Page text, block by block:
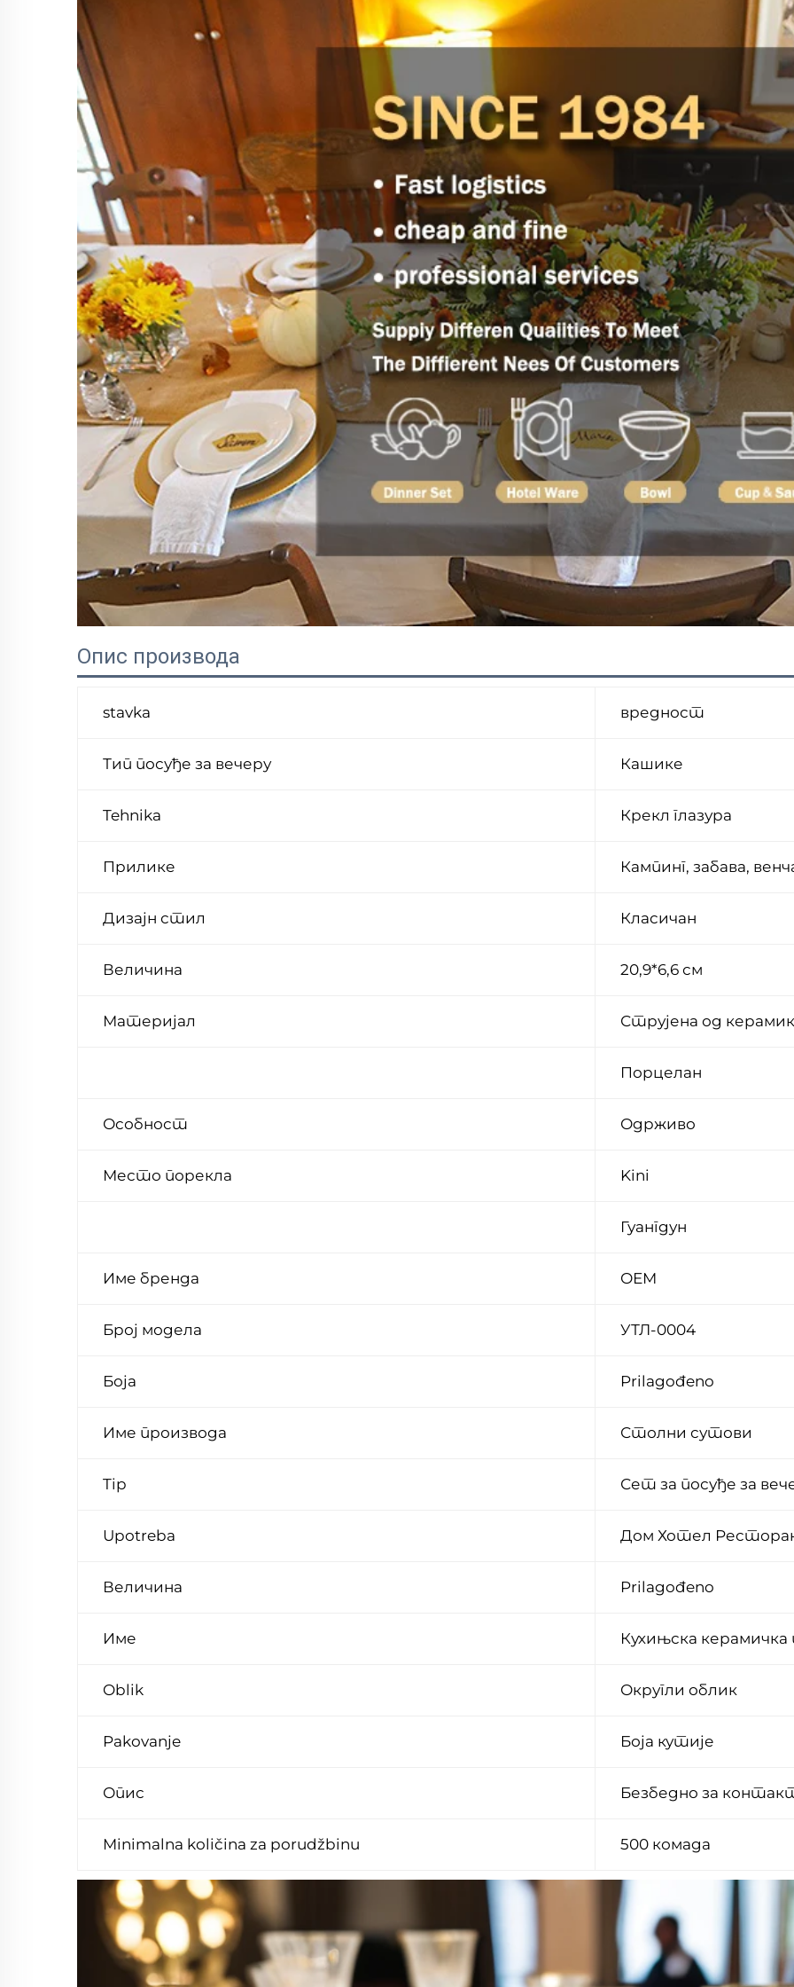
Опис производа
stavka вредност
Тип посуђе за вечеру Кашике
Tehnika Крекл глазура
Прилике Кампинг, забава,
Дизајн стил Класичан
Величина 20,9*6,6 см
Материјал Струјена од
Порцелан
Особност Одрживо
Место порекла Kini
Гуангдун
Име бренда ОЕМ
Број модела УТЛ-0004
Боја Prilagođeno
Име производа Столни сутови
Tip Сет за посуђе за
Upotreba Дом Хотел
Величина Prilagođeno
Име Кухињска керамичка
Oblik Округли облик
Pakovanje Боја кутије
Опис Безбедно за
Minimalna količina za porudžbinu 500 комада